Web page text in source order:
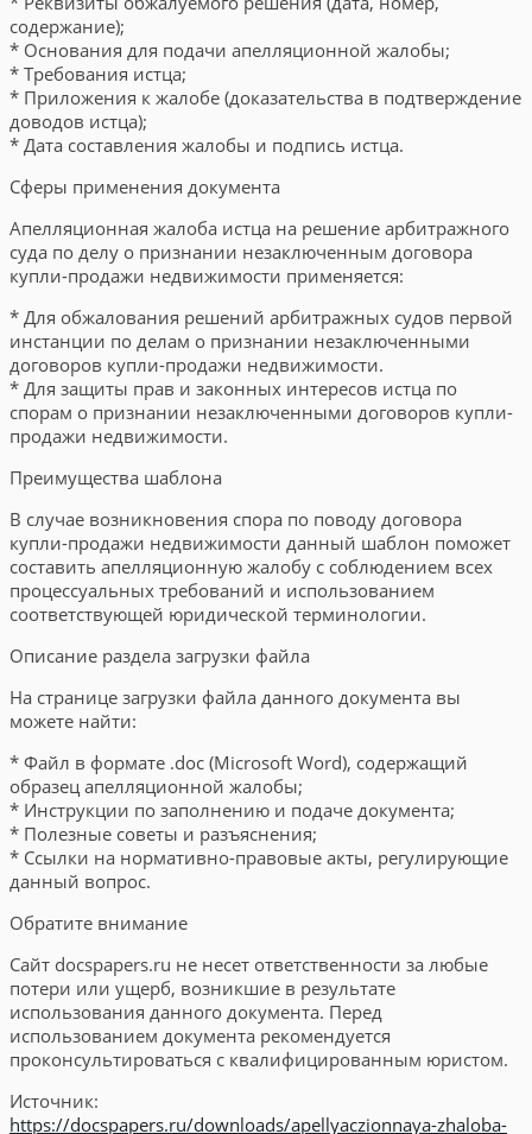
содержание);
* Основания для подачи апелляционной жалобы;
* Требования истца;
* Приложения к жалобе (доказательства в подтверждение
доводов истца);
* Дата составления жалобы и подпись истца.
Сферы применения документа
Апелляционная жалоба истца на решение арбитражного
суда по делу о признании незаключенным договора
купли-продажи недвижимости применяется:
* Для обжалования решений арбитражных судов первой
инстанции по делам о признании незаключенными
договоров купли-продажи недвижимости.
* Для защиты прав и законных интересов истца по
спорам о признании незаключенными договоров купли-
продажи недвижимости.
Преимущества шаблона
В случае возникновения спора по поводу договора
купли-продажи недвижимости данный шаблон поможет
составить апелляционную жалобу с соблюдением всех
процессуальных требований и использованием
соответствующей юридической терминологии.
Описание раздела загрузки файла
На странице загрузки файла данного документа вы
можете найти:
* Файл в формате .doc (Microsoft Word), содержащий
образец апелляционной жалобы;
* Инструкции по заполнению и подаче документа;
* Полезные советы и разъяснения;
* Ссылки на нормативно-правовые акты, регулирующие
данный вопрос.
Обратите внимание
Сайт docspapers.ru не несет ответственности за любые
потери или ущерб, возникшие в результате
использования данного документа. Перед
использованием документа рекомендуется
проконсультироваться с квалифицированным юристом.
Источник:
https://docspapers.ru/downloads/apellyaczionnaya-zhaloba-